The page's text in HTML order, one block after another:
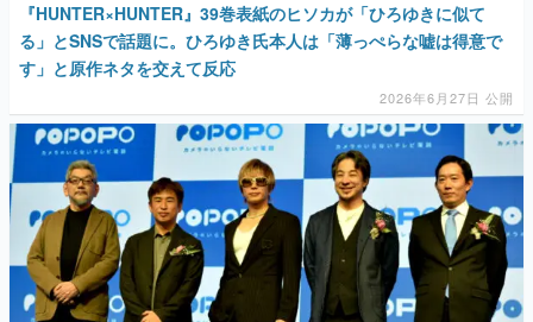
『HUNTER×HUNTER』39巻表紙のヒソカが「ひろゆきに似て
る」とSNSで話題に。ひろゆき氏本人は「薄っぺらな嘘は得意で
す」と原作ネタを交えて反応
2026年6月27日 公開